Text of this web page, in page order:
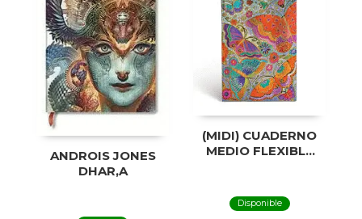
ANDROIS JONES
DHAR,A
(MIDI) CUADERNO
MEDIO FLEXIBLE
Disponible